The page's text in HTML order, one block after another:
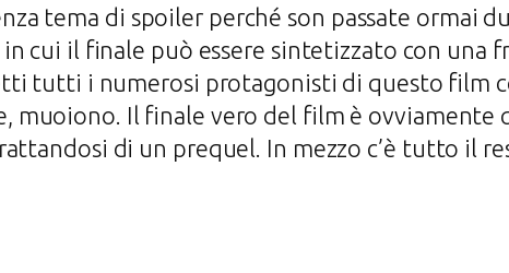
tema di spoiler perché son passate ormai
cui il finale può essere sintetizzato con una
tutti i numerosi protagonisti di questo film
muoiono. Il finale vero del film è ovviamente
di un prequel. In mezzo c’è tutto il